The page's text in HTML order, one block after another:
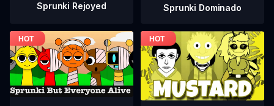
Sprunki Rejoyed Sprunki Dominado